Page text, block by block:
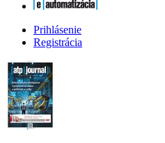
Prihlásenie
Registrácia